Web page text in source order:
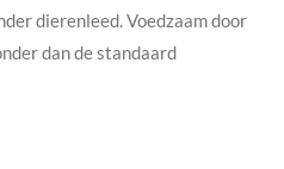
dierenleed. Voedzaam door
dan de standaard